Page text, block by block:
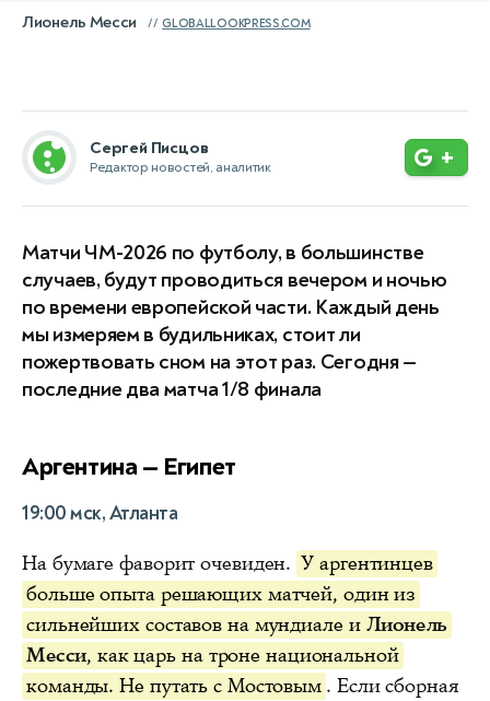
Лионель Месси GLOBALLOOKPRESS.COM
Сергей Писцов
Редактор новостей, аналитик +
Матчи ЧМ-2026 по футболу, в большинстве
случаев, будут проводиться вечером и ночью
по времени европейской части. Каждый день
мы измеряем в будильниках, стоит ли
пожертвовать сном на этот раз. Сегодня —
последние два матча 1/8 финала
Аргентина — Египет
19:00 мск, Атланта
На бумаге фаворит очевиден. У аргентинцев
больше опыта решающих матчей, один из
сильнейших составов на мундиале и Лионель
Месси, как царь на троне национальной
команды. Не путать с Мостовым . Если сборная